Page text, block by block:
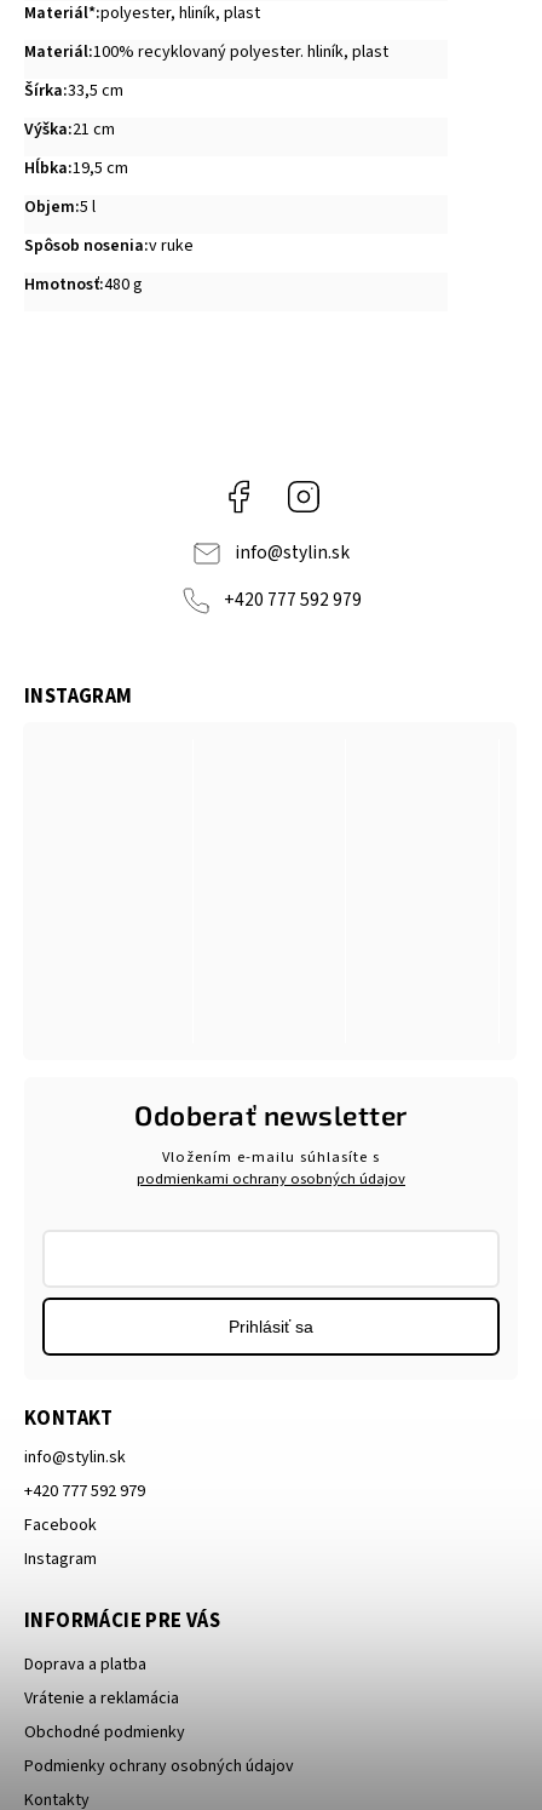
Materiál*:polyester, hliník, plast
Materiál:100% recyklovaný polyester. hliník, plast
Šírka:33,5 cm
Výška:21 cm
Hĺbka:19,5 cm
Objem:5 l
Spôsob nosenia:v ruke
Hmotnosť:480 g
Facebook
info@stylin.sk
+420 777 592 979
KONTAKT
info@stylin.sk
+420 777 592 979
Facebook
Instagram
INFORMÁCIE PRE VÁS
Doprava a platba
Vrátenie a reklamácia
Obchodné podmienky
Podmienky ochrany osobných údajov
Kontakty
INSTAGRAM
Odoberať newsletter
Vložením e-mailu súhlasíte s
podmienkami ochrany osobných údajov
Prihlásiť sa